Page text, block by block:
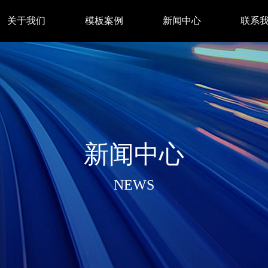
关于我们 模板案例 新闻中心 联系
新闻中心
NEWS